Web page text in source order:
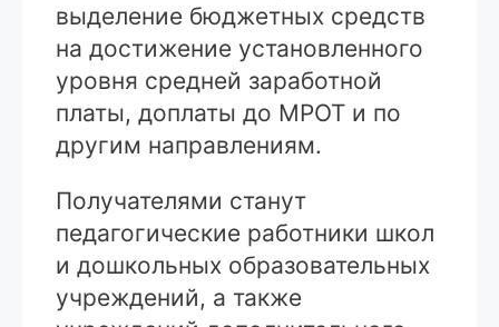
выделение бюджетных средств
на достижение установленного
уровня средней заработной
платы, доплаты до МРОТ и по
другим направлениям.
Получателями станут
педагогические работники школ
и дошкольных образовательных
учреждений, а также